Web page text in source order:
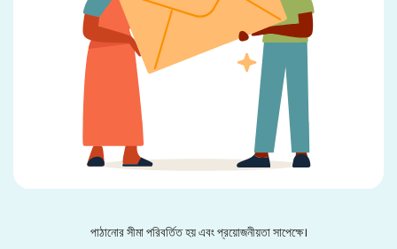
পাঠানোর সীমা পরিবর্তিত হয় এবং প্রয়োজনীয়তা সাপেক্ষে।